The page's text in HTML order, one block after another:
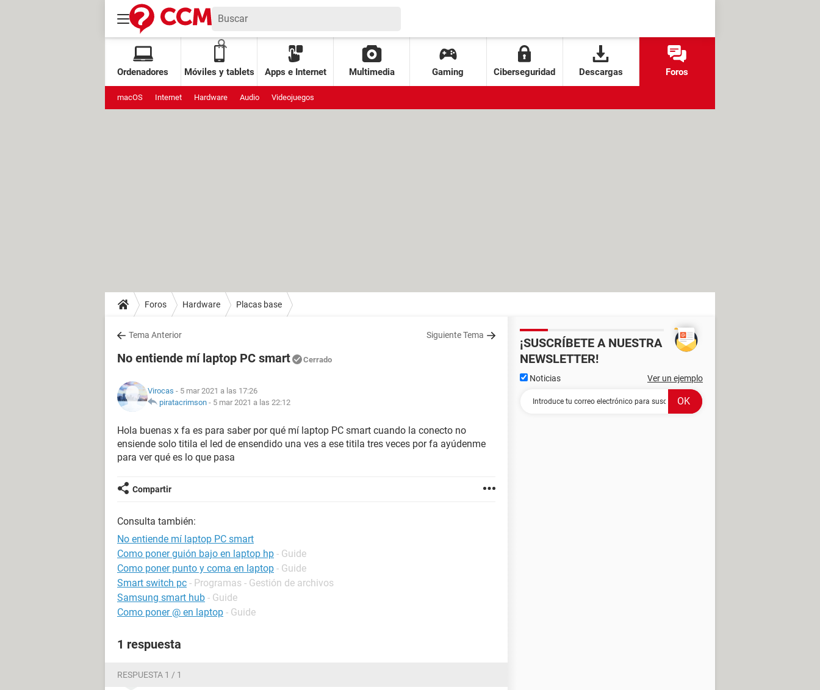
Ordenadores Móviles y tablets Apps e Internet Multimedia Gaming Ciberseguridad Descargas Foros
macOS Internet Hardware Audio Videojuegos
Foros Hardware Placas base
Tema Anterior Siguiente Tema
No entiende mí laptop PC smart Cerrado
Virocas - 5 mar 2021 a las 17:26
piratacrimson - 5 mar 2021 a las 22:12
Hola buenas x fa es para saber por qué mí laptop PC smart cuando la conecto no
ensiende solo titila el led de ensendido una ves a ese titila tres veces por fa ayúdenme
para ver qué es lo que pasa
Compartir
Consulta también:
No entiende mí laptop PC smart
Como poner guión bajo en laptop hp - Guide
Como poner punto y coma en laptop - Guide
Smart switch pc - Programas - Gestión de archivos
Samsung smart hub - Guide
Como poner @ en laptop - Guide
1 respuesta
RESPUESTA 1 / 1
¡SUSCRÍBETE A NUESTRA
NEWSLETTER!
Noticias Ver un ejemplo